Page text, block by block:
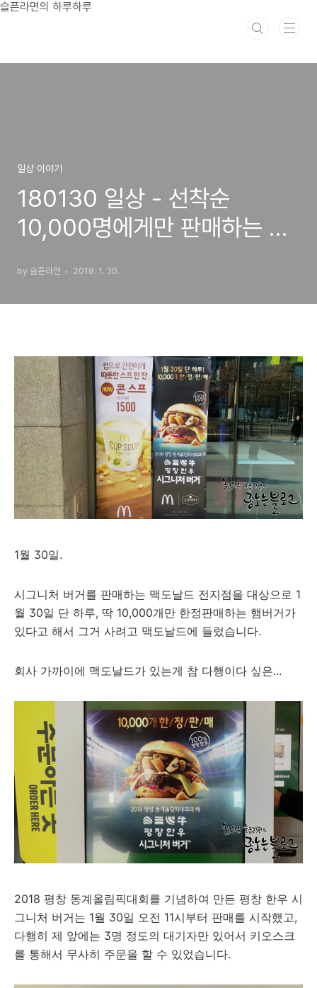
본문 바로가기
슬픈라면의 하루하루
일상 이야기
180130 일상 - 선착순
10,000명에게만 판매하는 맥
를 사먹다
by 슬픈라면 2018. 1. 30.
1월 30일.
시그니처 버거를 판매하는 맥도날드 전지점을 대상으로 1
월 30일 단 하루, 딱 10,000개만 한정판매하는 햄버거가
있다고 해서 그거 사려고 맥도날드에 들렀습니다.
회사 가까이에 맥도날드가 있는게 참 다행이다 싶은...
2018 평창 동계올림픽대회를 기념하여 만든 평창 한우 시
그니처 버거는 1월 30일 오전 11시부터 판매를 시작했고,
다행히 제 앞에는 3명 정도의 대기자만 있어서 키오스크
를 통해서 무사히 주문을 할 수 있었습니다.